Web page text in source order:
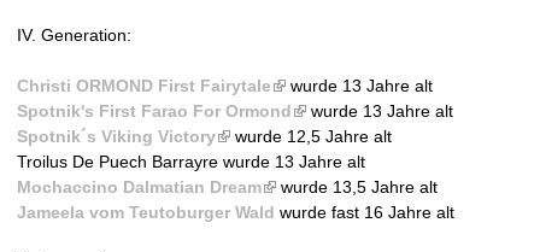
s
e
x
t
e
r
k
i
s
e
x
t
IV. Generation:
Christi ORMOND First Fairytale(
l
i
n
k
i
wurde 13 Jahre alt
Spotnik's First Farao For Ormond(
l
i
n
k
wurde 13 Jahre alt
Spotnik´s Viking Victory(
l
i
n
wurde 12,5 Jahre alt
Troilus De Puech Barrayre wurde 13 Jahre alt
Mochaccino Dalmatian Dream(
l
wurde 13,5 Jahre alt
​Jameela vom Teutoburger Wald wurde fast 16 Jahre alt